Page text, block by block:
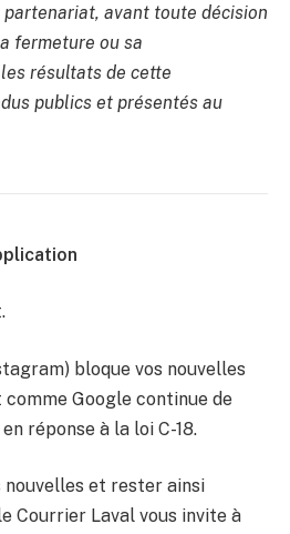
avant toute décision
fermeture ou sa
résultats de cette
publics et présentés au
bloque vos nouvelles
Google continue de
réponse à la loi C-18.
nouvelles et rester ainsi
Courrier Laval vous invite à